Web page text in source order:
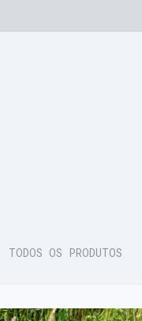
TODOS OS PRODUTOS